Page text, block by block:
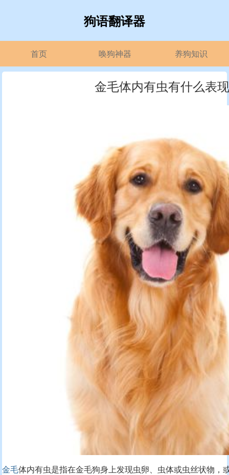
狗语翻译器
首页 唤狗神器 养狗知识
金毛体内有虫有什么表
金毛体内有虫是指在金毛狗身上发现虫卵、虫体或虫丝状物，